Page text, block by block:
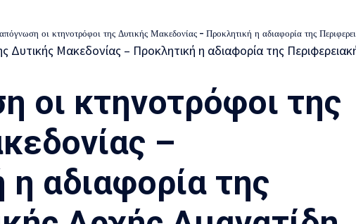
οι κτηνοτρόφοι της Δυτικής Μακεδονίας – Προκλητική η αδιαφορία της Περιφερειακής Αρχής Αμανατίδη
οι κτηνοτρόφοι της
–
αδιαφορία της